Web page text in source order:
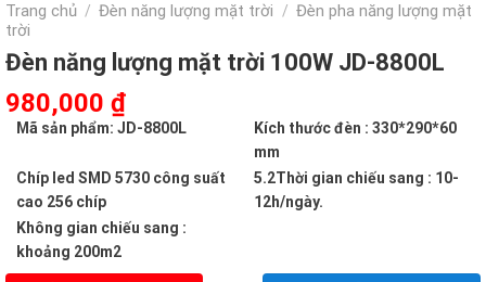
Trang chủ / Đèn năng lượng mặt trời / Đèn pha năng lượng mặt
trời
Đèn năng lượng mặt trời 100W JD-8800L
Giá
gốc
1,650,000 ₫.
980,000 ₫Giá
hiện
là:
Mã sản phẩm: JD-8800L
Kích thước đèn : 330*290*60
mm
Chíp led SMD 5730 công suất
cao 256 chíp
5.2Thời gian chiếu sang : 10-
12h/ngày.
Không gian chiếu sang :
khoảng 200m2